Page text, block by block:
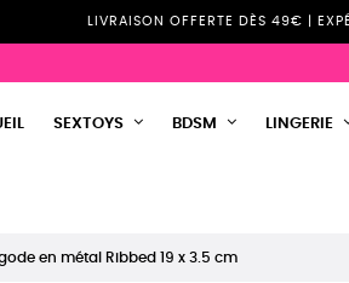
LIVRAISON OFFERTE DÈS 49€ |
SEXTOYS BDSM LINGERIE
en métal Ribbed 19 x 3.5 cm